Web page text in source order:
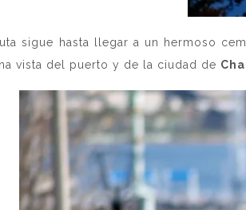
sigue hasta llegar a un hermoso
vista del puerto y de la ciudad de